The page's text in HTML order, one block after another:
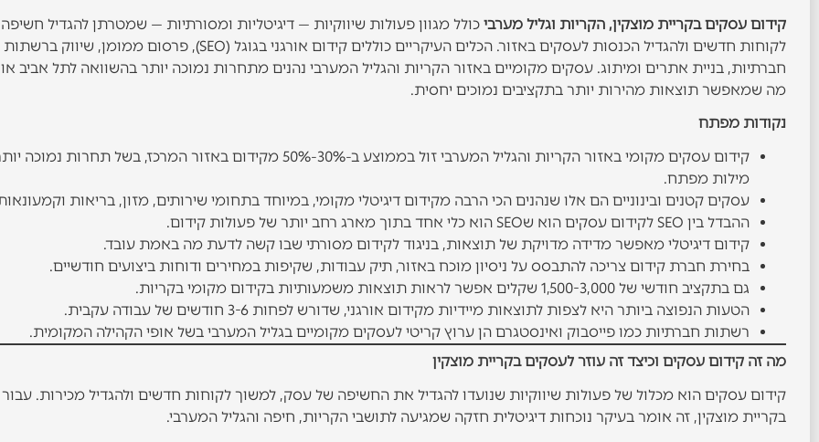
קידום עסקים בקריית מוצקין, הקריות וגליל מערבי כולל מגוון פעולות שיווקיות — דיגיטליות ומסורתיות — שמטרתן להגדיל
לקוחות חדשים ולהגדיל הכנסות לעסקים באזור. הכלים העיקריים כוללים קידום אורגני בגוגל (SEO), פרסום ממומן, שיווק ברשתות
חברתיות, בניית אתרים ומיתוג. עסקים מקומיים באזור הקריות והגליל המערבי נהנים מתחרות נמוכה יותר בהשוואה לתל אביב
מה שמאפשר תוצאות מהירות יותר בתקציבים נמוכים יחסית.
נקודות מפתח
קידום עסקים מקומי באזור הקריות והגליל המערבי זול בממוצע ב-30%-50% מקידום באזור המרכז, בשל תחרות
מילות מפתח.
עסקים קטנים ובינוניים הם אלו שנהנים הכי הרבה מקידום דיגיטלי מקומי, במיוחד בתחומי שירותים, מזון, בריאות
ההבדל בין SEO לקידום עסקים הוא שSEO הוא כלי אחד בתוך מארג רחב יותר של פעולות קידום.
קידום דיגיטלי מאפשר מדידה מדויקת של תוצאות, בניגוד לקידום מסורתי שבו קשה לדעת מה באמת עובד.
בחירת חברת קידום צריכה להתבסס על ניסיון מוכח באזור, תיק עבודות, שקיפות במחירים ודוחות ביצועים חודשיים.
גם בתקציב חודשי של 1,500-3,000 שקלים אפשר לראות תוצאות משמעותיות בקידום מקומי בקריות.
הטעות הנפוצה ביותר היא לצפות לתוצאות מיידיות מקידום אורגני, שדורש לפחות 3-6 חודשים של עבודה עקבית.
רשתות חברתיות כמו פייסבוק ואינסטגרם הן ערוץ קריטי לעסקים מקומיים בגליל המערבי בשל אופי הקהילה המקומית.
מה זה קידום עסקים וכיצד זה עוזר לעסקים בקריית מוצקין
קידום עסקים הוא מכלול של פעולות שיווקיות שנועדו להגדיל את החשיפה של עסק, למשוך לקוחות חדשים ולהגדיל מכירות.
בקריית מוצקין, זה אומר בעיקר נוכחות דיגיטלית חזקה שמגיעה לתושבי הקריות, חיפה והגליל המערבי.